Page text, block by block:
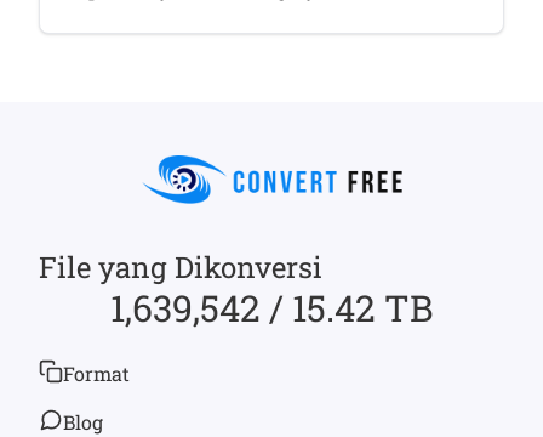
File yang Dikonversi
1,639,542 / 15.42 TB
Format
Blog